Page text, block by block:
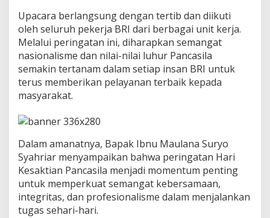
a
d
e
n
g
a
n
u
K
h
i
m
a
t
Upacara berlangsung dengan tertib dan diikuti
oleh seluruh pekerja BRI dari berbagai unit kerja.
Melalui peringatan ini, diharapkan semangat
nasionalisme dan nilai-nilai luhur Pancasila
semakin tertanam dalam setiap insan BRI untuk
terus memberikan pelayanan terbaik kepada
masyarakat.
Dalam amanatnya, Bapak Ibnu Maulana Suryo
Syahriar menyampaikan bahwa peringatan Hari
Kesaktian Pancasila menjadi momentum penting
untuk memperkuat semangat kebersamaan,
integritas, dan profesionalisme dalam menjalankan
tugas sehari-hari.